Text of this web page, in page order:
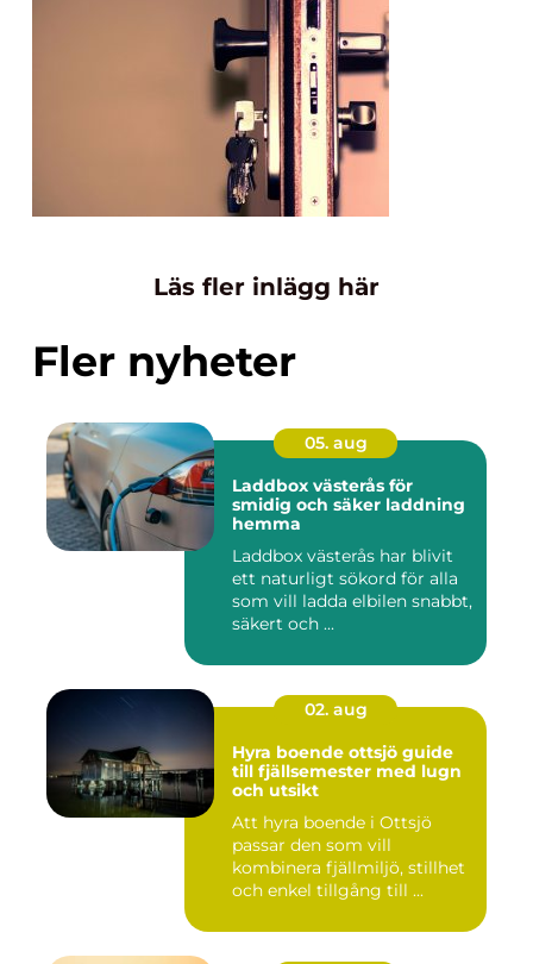
Läs fler inlägg här
Fler nyheter
05. aug
Laddbox västerås för
smidig och säker laddning
hemma
Laddbox västerås har blivit
ett naturligt sökord för alla
som vill ladda elbilen snabbt,
säkert och ...
02. aug
Hyra boende ottsjö guide
till fjällsemester med lugn
och utsikt
Att hyra boende i Ottsjö
passar den som vill
kombinera fjällmiljö, stillhet
och enkel tillgång till ...